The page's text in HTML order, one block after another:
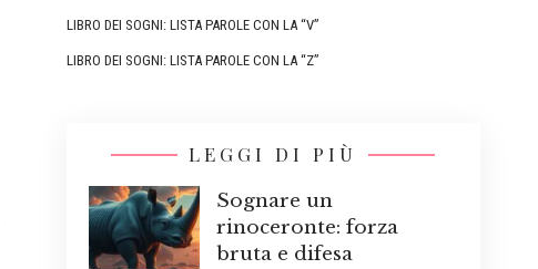
LIBRO DEI SOGNI: LISTA PAROLE CON LA “V”
LIBRO DEI SOGNI: LISTA PAROLE CON LA “Z”
LEGGI DI PIÙ
Sognare un
rinoceronte: forza
bruta e difesa